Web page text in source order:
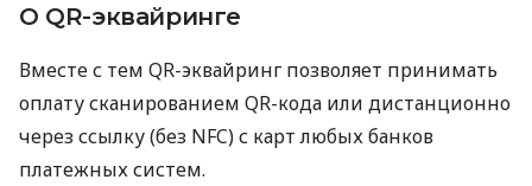
О QR-эквайринге
Вместе с тем QR-эквайринг позволяет принимать
оплату сканированием QR-кода или дистанционно
через ссылку (без NFC) с карт любых банков
платежных систем.